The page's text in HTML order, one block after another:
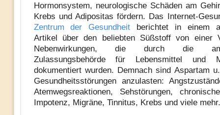
Hormonsystem, neurologische Schäden am
Krebs und Adipositas fördern. Das Internet-
Zentrum der Gesundheit berichtet in einem
Artikel über den beliebten Süßstoff von einer
Nebenwirkungen, die durch die
Zulassungsbehörde für Lebensmittel und
dokumentiert wurden. Demnach sind Aspartam
Gesundheitsstörungen anzulasten:
Atemwegsreaktionen, Sehstörungen,
Impotenz, Migräne, Tinnitus, Krebs und viele mehr.